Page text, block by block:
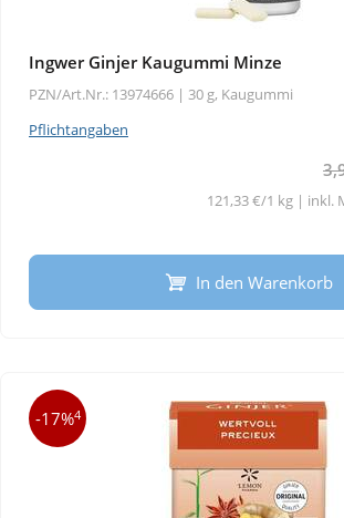
Ingwer Ginjer Kaugummi Minze
PZN/Art.Nr.: 13974666 | 30 g, Kaugummi
Pflichtangaben
121,33 €/1 kg | inkl.
In den Warenkorb
-17%4